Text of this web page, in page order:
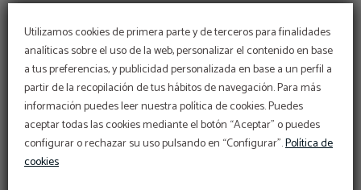
Utilizamos cookies de primera parte y de terceros para finalidades
analíticas sobre el uso de la web, personalizar el contenido en base
a tus preferencias, y publicidad personalizada en base a un perfil a
partir de la recopilación de tus hábitos de navegación. Para más
información puedes leer nuestra política de cookies. Puedes
aceptar todas las cookies mediante el botón “Aceptar” o puedes
configurar o rechazar su uso pulsando en “Configurar”.Política de
cookiesPROGRAMAS